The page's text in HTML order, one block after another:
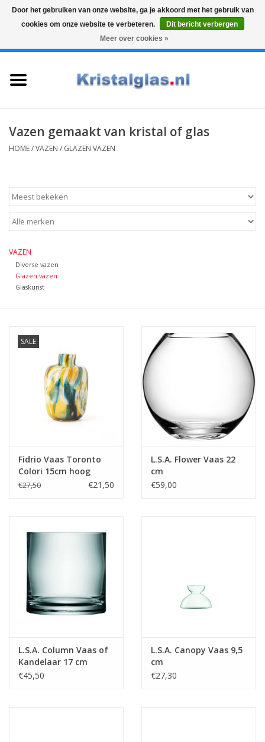
Graveren
Karaffen
Cadeaus
Koffie & Thee
Bar & Wijn
Vazen gemaakt van kristal of glas
HOME/VAZEN / GLAZEN VAZEN
VAZEN
Diverse vazen
Glazen vazen
Glaskunst
SALE
Fidrio Vaas Toronto
Colori 15cm hoog
€27,50 €21,50
L.S.A. Flower Vaas 22
cm
€59,00
L.S.A. Column Vaas of
Kandelaar 17 cm
€45,50
L.S.A. Canopy Vaas 9,5
cm
€27,30
Door het gebruiken van onze website, ga je akkoord met het gebruik van
cookies om onze website te verbeteren.
Dit bericht verbergen
Meer over cookies »